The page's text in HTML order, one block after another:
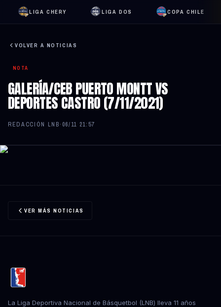
LIGA CHERY LIGA DOS COPA CHILE
VOLVER A NOTICIAS
NOTA
GALERÍA/CEB PUERTO MONTT VS
DEPORTES CASTRO (7/11/2021)
REDACCIÓN LNB· 06/11 21:57
VER MÁS NOTICIAS
La Liga Deportiva Nacional de Básquetbol (LNB) lleva 11 años